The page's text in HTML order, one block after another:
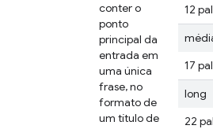
conter o
ponto
principal da
entrada em
uma única
frase, no
formato de
um título de
12
17
long
22